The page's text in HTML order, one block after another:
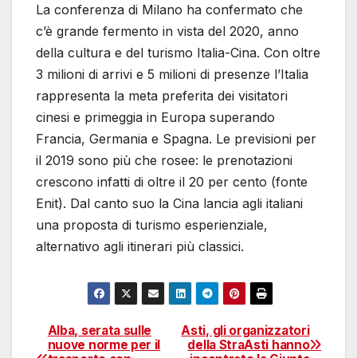
La conferenza di Milano ha confermato che
c’è grande fermento in vista del 2020, anno
della cultura e del turismo Italia-Cina. Con oltre
3 milioni di arrivi e 5 milioni di presenze l’Italia
rappresenta la meta preferita dei visitatori
cinesi e primeggia in Europa superando
Francia, Germania e Spagna. Le previsioni per
il 2019 sono più che rosee: le prenotazioni
crescono infatti di oltre il 20 per cento (fonte
Enit). Dal canto suo la Cina lancia agli italiani
una proposta di turismo esperienziale,
alternativo agli itinerari più classici.
NavigazioneAsti, gli organizzatori
della StraAsti hanno
Alba, serata sulle
nuove norme per il